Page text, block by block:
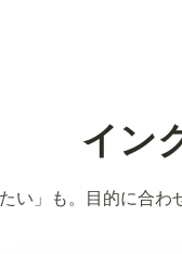
イン
い」も。目的に合